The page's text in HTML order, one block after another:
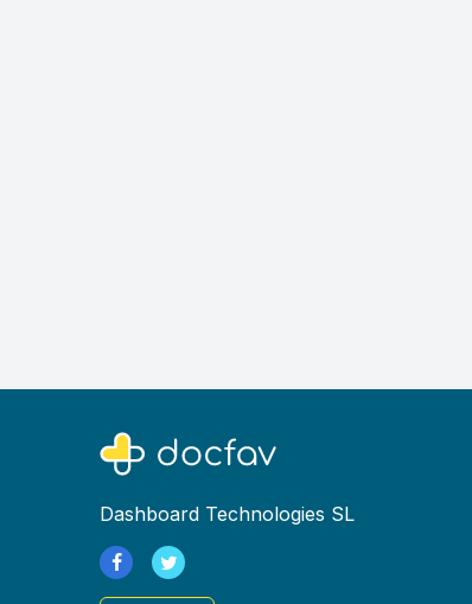
Dashboard Technologies SL